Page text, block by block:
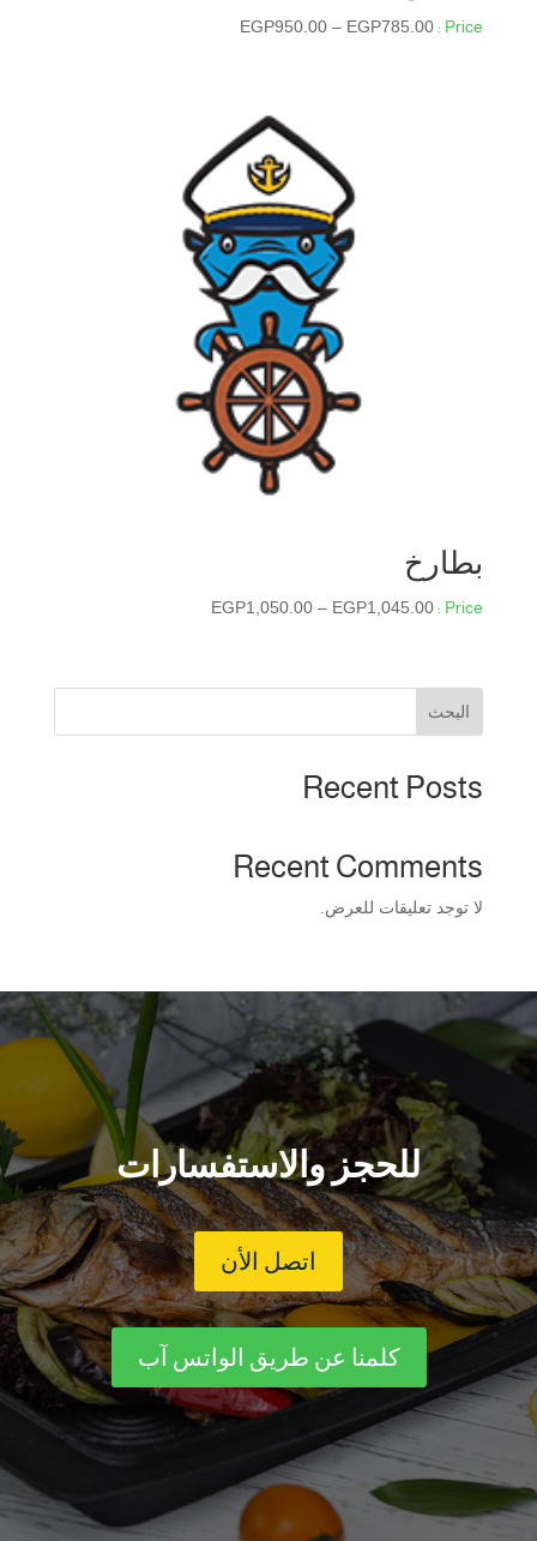
EGP785.00
–
EGP950.00
نطاق
خلال
بطارخ
EGP1,045.00
–
EGP1,050.00
نطاق
⁦EGP1,045.00⁩
البحث
Recent Posts
Recent Comments
لا توجد تعليقات للعرض.
للحجز والاستفسارات
اتصل الأن
كلمنا عن طريق الواتس آب